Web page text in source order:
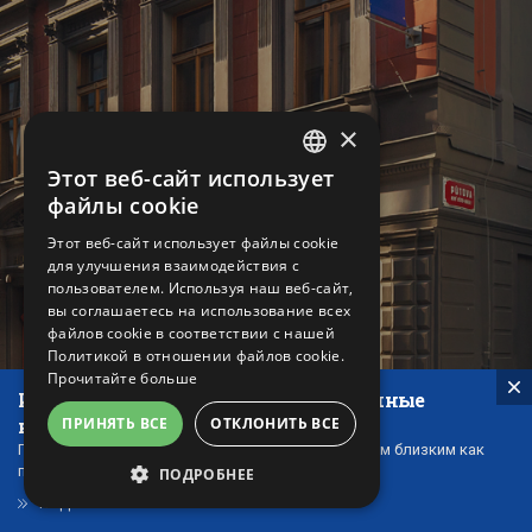
Идеальный подарок - наши подарочные
ваучеры!
Подарочные сертификаты можно подарить своим близким как
проявление внимания и благодарности.
ПОДАРОЧНЫЕ СЕРТИФИКАТЫ
CZECH
RUSSIAN
×
Этот веб-сайт использует
файлы cookie
Этот веб-сайт использует файлы cookie
для улучшения взаимодействия с
пользователем. Используя наш веб-сайт,
вы соглашаетесь на использование всех
файлов cookie в соответствии с нашей
Политикой в ​​отношении файлов cookie.
Прочитайте больше
ПРИНЯТЬ ВСЕ ОТКЛОНИТЬ ВСЕ
ПОДРОБНЕЕ
ОБЯЗАТЕЛЬНЫЕ